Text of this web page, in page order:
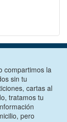
compartimos la
sin tu
cartas al
tratamos tu
pero